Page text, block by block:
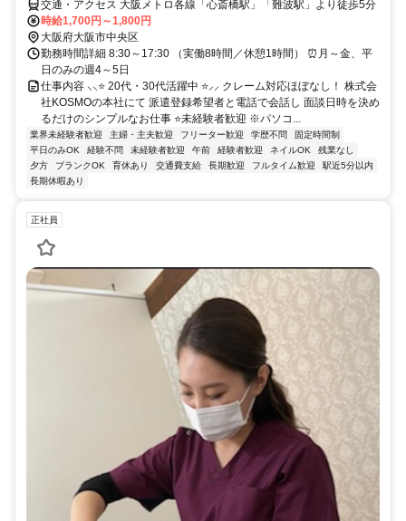
交通・アクセス 大阪メトロ各線「心斎橋駅」「難波駅」より徒歩5分
時給1,700円～1,800円
大阪府大阪市中央区
勤務時間詳細 8:30～17:30 （実働8時間／休憩1時間） ⏰月～金、平
日のみの週4～5日
仕事内容 ⸜⸜⭐ 20代・30代活躍中 ⭐⸝⸝ クレーム対応ほぼなし！ 株式会
社KOSMOの本社にて 派遣登録希望者と電話で会話し 面談日時を決め
るだけのシンプルなお仕事 ⭐未経験者歓迎 ※パソコ...
業界未経験者歓迎 主婦・主夫歓迎 フリーター歓迎 学歴不問
固定時間制
平日のみOK
経験不問 未経験者歓迎 午前 経験者歓迎 ネイルOK
残業なし
夕方
ブランクOK 育休あり 交通費支給 長期歓迎 フルタイム歓迎
駅近5分以内
長期休暇あり
正社員